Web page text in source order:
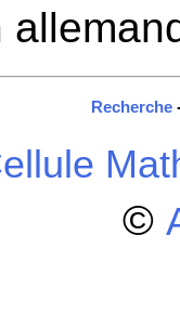
Recherche
©